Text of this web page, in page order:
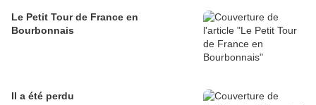
Le Petit Tour de France en
Bourbonnais
Il a été perdu